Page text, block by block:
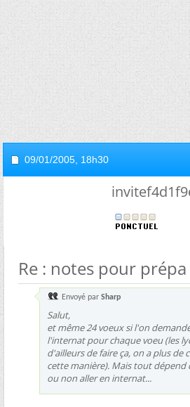
09/01/2005, 18h30
Re : notes pour prépa
Envoyé par Sharp
Salut,
et même 24 voeux si l'on
l'internat pour chaque voeu (les
d'ailleurs de faire ça, on a plus de
cette manière). Mais tout dépend
ou non aller en internat...